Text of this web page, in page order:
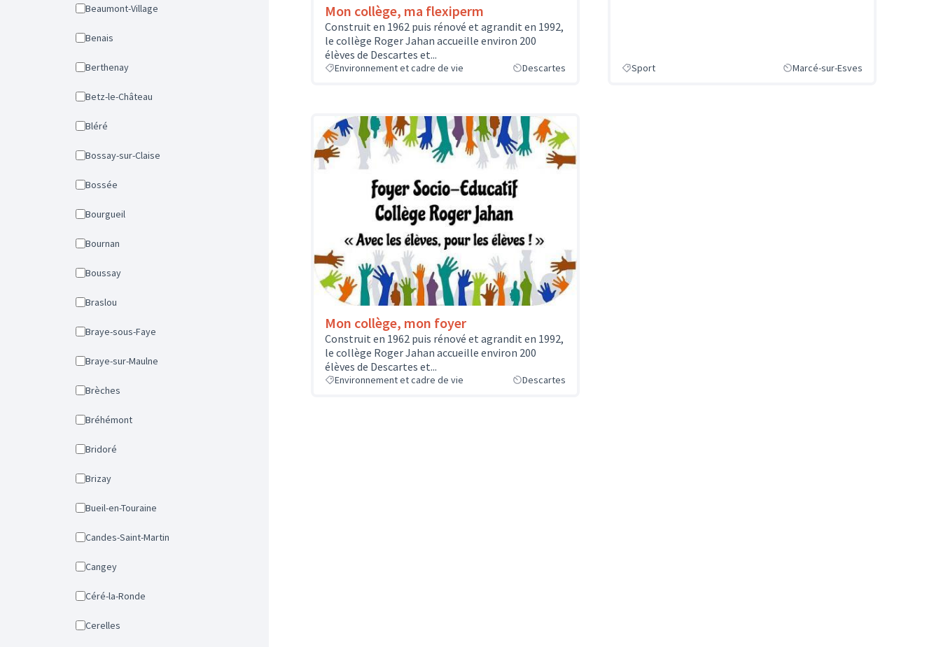
Beaumont-Village
Benais
Berthenay
Betz-le-Château
Bléré
Bossay-sur-Claise
Bossée
Bourgueil
Bournan
Boussay
Braslou
Braye-sous-Faye
Braye-sur-Maulne
Brèches
Bréhémont
Bridoré
Brizay
Bueil-en-Touraine
Candes-Saint-Martin
Cangey
Céré-la-Ronde
Cerelles
Mon collège, ma flexiperm
Construit en 1962 puis rénové et agrandit en 1992,
le collège Roger Jahan accueille environ 200
élèves de Descartes et...
Environnement et cadre de vie Descartes Sport Marcé-sur-Esves
Mon collège, mon foyer
Construit en 1962 puis rénové et agrandit en 1992,
le collège Roger Jahan accueille environ 200
élèves de Descartes et...
Environnement et cadre de vie Descartes